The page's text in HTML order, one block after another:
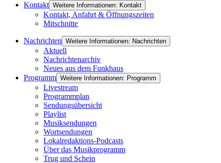
Kontakt Weitere Informationen: Kontakt
Kontakt, Anfahrt & Öffnungszeiten
Mitschnitte
Nachrichten Weitere Informationen: Nachrichten
Aktuell
Nachrichtenarchiv
Neues aus dem Funkhaus
Programm Weitere Informationen: Programm
Livestream
Programmplan
Sendungsübersicht
Playlist
Musiksendungen
Wortsendungen
Lokalredaktions-Podcasts
Über das Musikprogramm
Trug und Schein